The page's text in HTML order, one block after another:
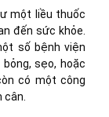
một liều thuốc
đến sức khỏe.
số bệnh viện
sẹo, hoặc
có một công